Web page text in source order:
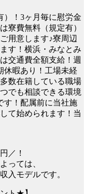
）！3ヶ月毎に慰労金
寮費無料（規定有）
用意します♪寮周辺
す！横浜・みなとみ
交通費全額支給！週
休暇あり！工場未経
数在籍している職場
でも相談できる環境
す！配属前に当社施
て始められます！当
／！
っては、
入モデルです。